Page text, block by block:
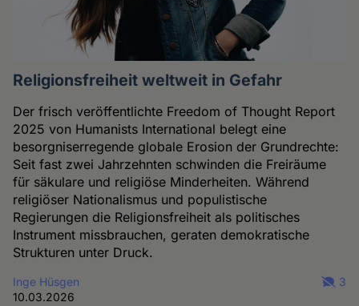
Religionsfreiheit weltweit in Gefahr
Der frisch veröffentlichte Freedom of Thought Report
2025 von Humanists International belegt eine
besorgniserregende globale Erosion der Grundrechte:
Seit fast zwei Jahrzehnten schwinden die Freiräume
für säkulare und religiöse Minderheiten. Während
religiöser Nationalismus und populistische
Regierungen die Religionsfreiheit als politisches
Instrument missbrauchen, geraten demokratische
Strukturen unter Druck.
Inge Hüsgen
10.03.2026
3